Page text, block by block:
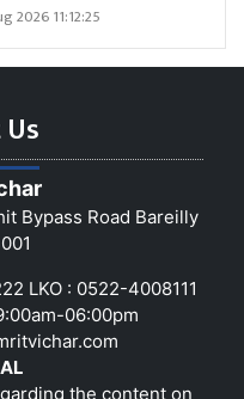
2026 11:12:25
Bypass Road Bareilly
LKO : 0522-4008111
06:00pm
the content on